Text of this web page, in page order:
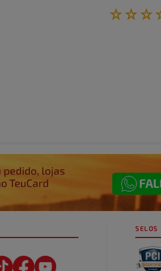
☆☆☆
SELOS